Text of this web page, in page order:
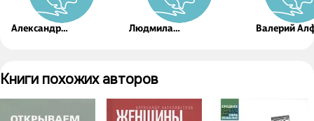
Александр
Людмила
Валерий
Книги похожих авторов